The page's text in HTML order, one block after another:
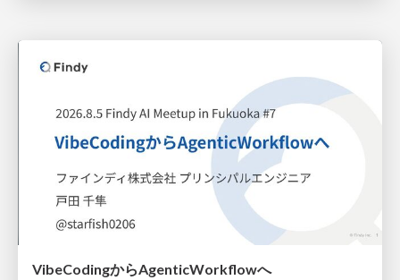
VibeCodingからAgenticWorkflowへ